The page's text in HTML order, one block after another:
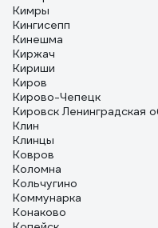
Кимры
Кингисепп
Кинешма
Киржач
Кириши
Киров
Кирово-Чепецк
Кировск Ленинградская
Клин
Клинцы
Ковров
Коломна
Кольчугино
Коммунарка
Конаково